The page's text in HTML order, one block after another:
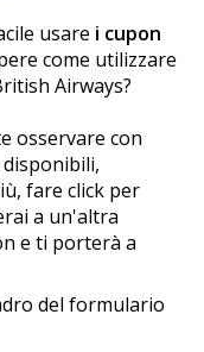
usare i cupon
come utilizzare
Airways?
osservare con
fare click per
a un'altra
e ti porterà a
del formulario